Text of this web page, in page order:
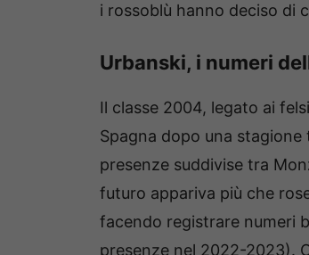
i rossoblù hanno deciso di
Urbanski, i numeri
Il classe 2004, legato ai
Spagna dopo una
presenze suddivise tra
futuro appariva più che
facendo registrare numeri
presenze nel 2022-2023).